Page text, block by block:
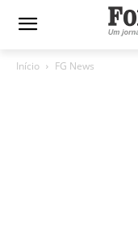
Início FG News